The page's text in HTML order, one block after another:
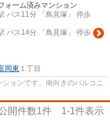
ーム済みマンション
バス11分 「鳥見塚」 停歩
バス14分 「鳥見塚」 停歩
岡東 １丁目
ョンです。南向きのバルコニ
開件数1件 1-1件表示